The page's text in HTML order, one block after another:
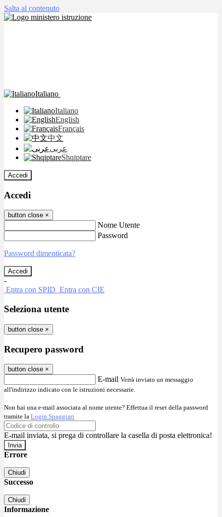
Salta al contenuto
Italiano
Italiano
English
Français
中文
عربى
Shqiptare
Accedi
Accedi
button close ×
Nome Utente
Password
Password dimenticata?
-
Entra con SPID Entra con CIE
Seleziona utente
button close ×
Recupero password
button close ×
E-mail Verrà inviato un messaggio
all'indirizzo indicato con le istruzioni necessarie.
Non hai una e-mail associata al nome utente? Effettua il reset della password
tramite la Login Spaggiari
E-mail inviata, si prega di controllare la casella di posta elettronica!
Errore
Chiudi
Successo
Chiudi
Informazione